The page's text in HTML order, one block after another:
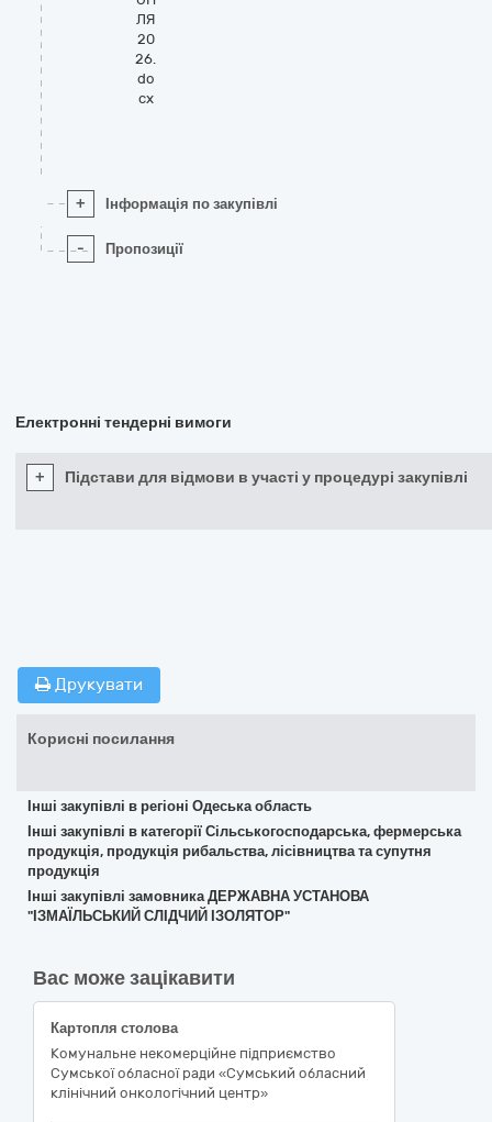
ЛЯ
20
26.
do
cx
+ Інформація по закупівлі
- Пропозиції
Електронні тендерні вимоги
+ Підстави для відмови в участі у процедурі закупівлі
Друкувати
Корисні посилання
Інші закупівлі в регіоні Одеська область
Інші закупівлі в категорії Сільськогосподарська, фермерська
продукція, продукція рибальства, лісівництва та супутня
продукція
Інші закупівлі замовника ДЕРЖАВНА УСТАНОВА
"ІЗМАЇЛЬСЬКИЙ СЛІДЧИЙ ІЗОЛЯТОР"
Вас може зацікавити
Картопля столова
Комунальне некомерційне підприємство
Сумської обласної ради «Сумський обласний
клінічний онкологічний центр»